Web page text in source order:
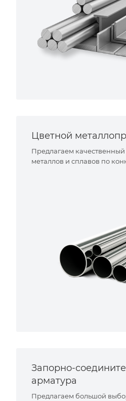
Цветной
Предлагаем
металлов и сплавов по
Запорно-
арматура
Предлагаем большой